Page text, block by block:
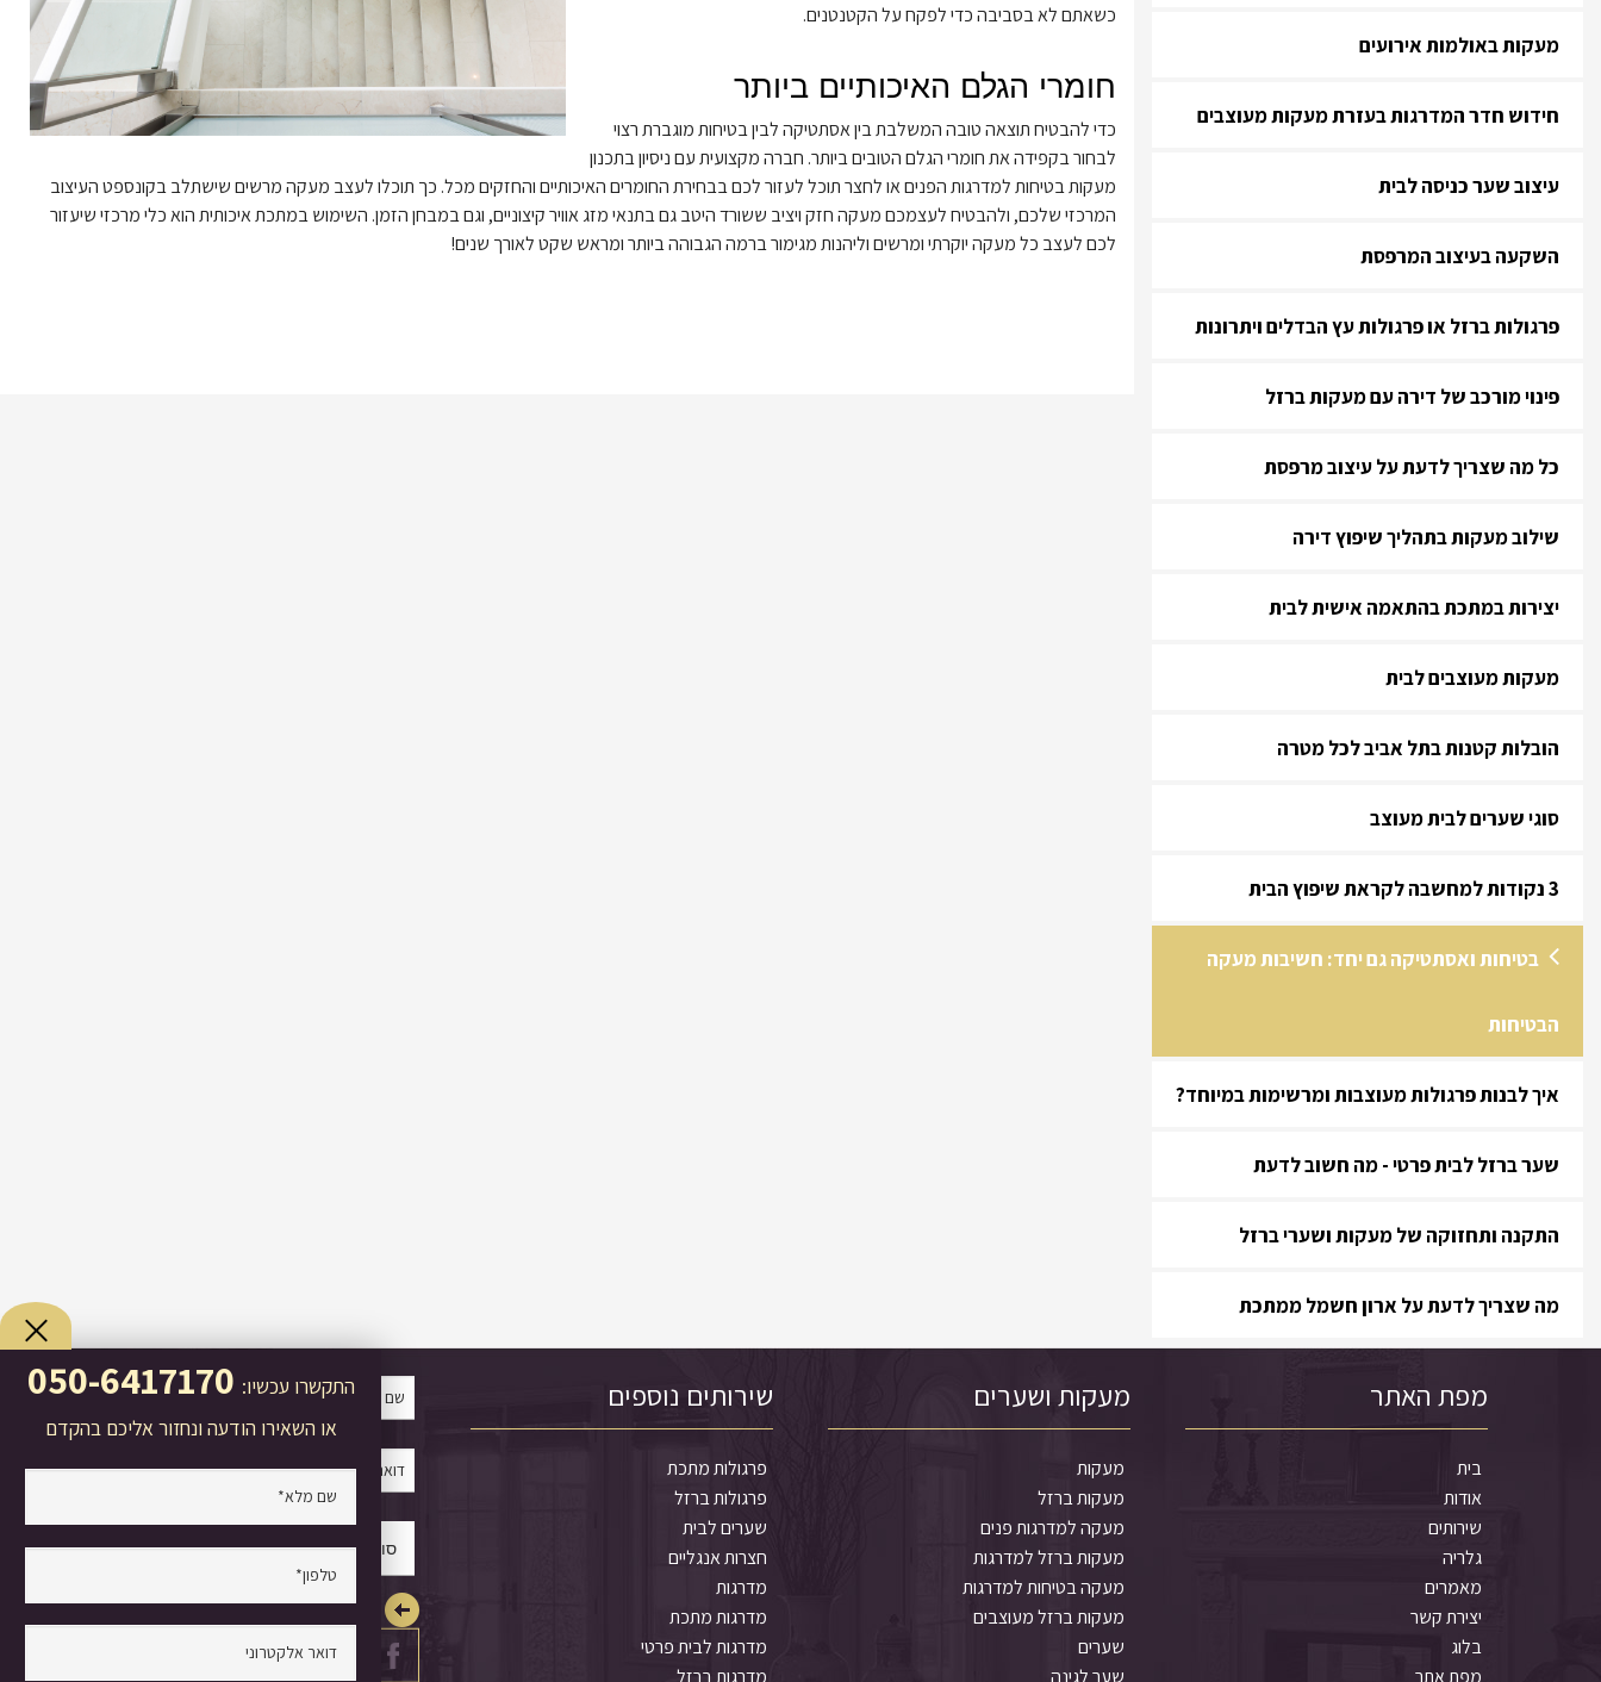
מעקות באולמות אירועים
חידוש חדר המדרגות בעזרת מעקות מעוצבים
עיצוב שער כניסה לבית
השקעה בעיצוב המרפסת
פרגולות ברזל או פרגולות עץ הבדלים ויתרונות
פינוי מורכב של דירה עם מעקות ברזל
כל מה שצריך לדעת על עיצוב מרפסת
שילוב מעקות בתהליך שיפוץ דירה
יצירות במתכת בהתאמה אישית לבית
מעקות מעוצבים לבית
הובלות קטנות בתל אביב לכל מטרה
סוגי שערים לבית מעוצב
3 נקודות למחשבה לקראת שיפוץ הבית
בטיחות ואסתטיקה גם יחד: חשיבות מעקה
הבטיחות
איך לבנות פרגולות מעוצבות ומרשימות במיוחד?
שער ברזל לבית פרטי - מה חשוב לדעת
התקנה ותחזוקה של מעקות ושערי ברזל
מה שצריך לדעת על ארון חשמל ממתכת
כשאתם לא בסביבה כדי לפקח על הקטנטנים.
חומרי הגלם האיכותיים ביותר
כדי להבטיח תוצאה טובה המשלבת בין אסתטיקה לבין בטיחות מוגברת רצוי
לבחור בקפידה את חומרי הגלם הטובים ביותר. חברה מקצועית עם ניסיון בתכנון
מעקות בטיחות למדרגות הפנים או לחצר תוכל לעזור לכם בבחירת החומרים האיכותיים והחזקים מכל. כך תוכלו לעצב מעקה מרשים שישתלב בקונספט העיצוב
המרכזי שלכם, ולהבטיח לעצמכם מעקה חזק ויציב ששורד היטב גם בתנאי מזג אוויר קיצוניים, וגם במבחן הזמן. השימוש במתכת איכותית הוא כלי מרכזי שיעזור
לכם לעצב כל מעקה יוקרתי ומרשים וליהנות מגימור ברמה הגבוהה ביותר ומראש שקט לאורך שנים!
התקשרו עכשיו:
או השאירו הודעה ונחזור אליכם בהקדם
מפת האתר
בית
אודות
שירותים
גלריה
מאמרים
יצירת קשר
בלוג
מפת אתר
מעקות ושערים
מעקות
מעקות ברזל
מעקה למדרגות פנים
מעקות ברזל למדרגות
מעקה בטיחות למדרגות
מעקות ברזל מעוצבים
שערים
שער לגינה
שירותים נוספים
פרגולות מתכת
פרגולות ברזל
שערים לבית
חצרות אנגליים
מדרגות
מדרגות מתכת
מדרגות לבית פרטי
מדרגות ברזל